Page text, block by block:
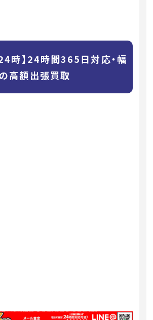
時】24時間365日対応・幅
高額出張買取